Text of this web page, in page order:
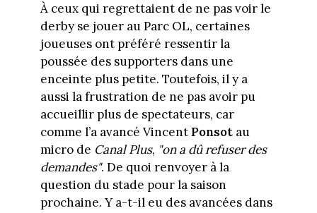
À ceux qui regrettaient de ne pas voir le
derby se jouer au Parc OL, certaines
joueuses ont préféré ressentir la
poussée des supporters dans une
enceinte plus petite. Toutefois, il y a
aussi la frustration de ne pas avoir pu
accueillir plus de spectateurs, car
comme l’a avancé Vincent Ponsotau
micro de Canal Plus, "on a dû refuser des
demandes". De quoi renvoyer à la
question du stade pour la saison
prochaine. Y a-t-il eu des avancées dans